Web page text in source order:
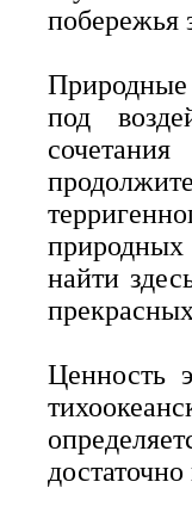
побережья
Природные
под
природных
найти
Ценность